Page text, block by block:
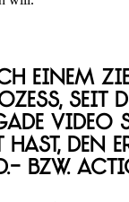
einem
seit
Video
den
bzw.